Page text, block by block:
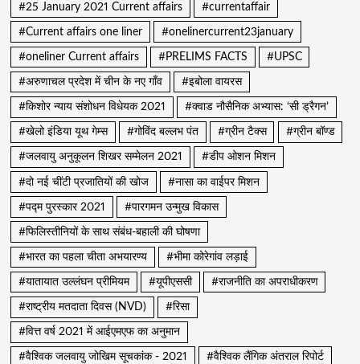
#25 January 2021 Current affairs #currentaffair
#Current affairs one liner #onelinercurrent23january
#oneliner Current affairs #PRELIMS FACTS #UPSC
#अरुणाचल प्रदेश में चीन के नए गाँव #इबोला वायरस
#किशोर न्याय संशोधन विधेयक 2021 #क्वाड नौसैनिक अभ्यास: ‘सी ड्रैगन’
#खेलो इंडिया यूथ गेम्स #गोविंद बल्लभ पंत #ग्रीन टैक्स #ग्रीन बॉण्ड
#जलवायु अनुकूलन शिखर सम्मेलन 2021 #डीप ओशन मिशन
#दो नई चींटी प्रजातियों की खोज #नासा का वाईपर मिशन
#पद्म पुरस्कार 2021 #पारगमन उन्मुख विकास
#फिलिस्तीनियों के साथ संबंध-बहाली की घोषणा
#भारत का पहला चीता अभयारण्य #भीमा कोरेगांव लड़ाई
#यातायात उल्लंघन प्रीमियम #यूपीएससी #राजनीति का अपराधीकरण
#राष्ट्रीय मतदाता दिवस (NVD) #रिसा
#वित्त वर्ष 2021 में आईएमएफ का अनुमान
#वैश्विक जलवायु जोखिम सूचकांक - 2021 #वैश्विक लैंगिक अंतराल रिपोर्ट